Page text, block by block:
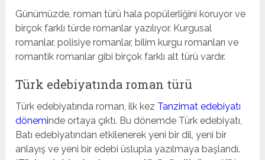
Günümüzde, roman türü hala popülerliğini koruyor ve
birçok farklı türde romanlar yazılıyor. Kurgusal
romanlar, polisiye romanlar, bilim kurgu romanları ve
romantik romanlar gibi birçok farklı alt türü vardır.
Türk edebiyatında roman türü
Türk edebiyatında roman, ilk kez Tanzimat edebiyatı
döneminde ortaya çıktı. Bu dönemde Türk edebiyatı,
Batı edebiyatından etkilenerek yeni bir dil, yeni bir
anlayış ve yeni bir edebi üslupla yazılmaya başlandı.